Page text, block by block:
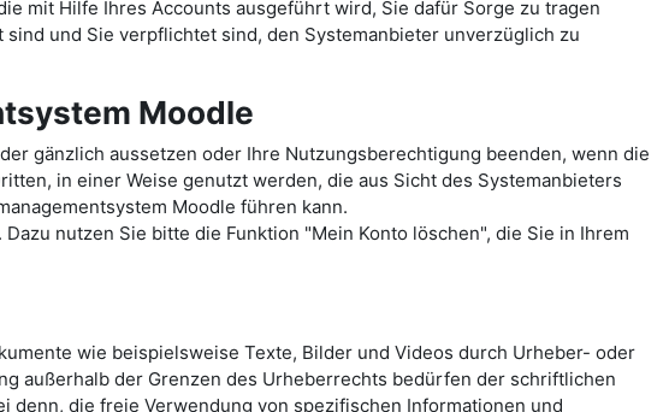
mit Hilfe Ihres Accounts ausgeführt wird, Sie dafür Sorge zu tragen
und Sie verpflichtet sind, den Systemanbieter unverzüglich zu
Moodle
gänzlich aussetzen oder Ihre Nutzungsberechtigung beenden, wenn die
in einer Weise genutzt werden, die aus Sicht des Systemanbieters
Moodle führen kann.
nutzen Sie bitte die Funktion "Mein Konto löschen", die Sie in Ihrem
wie beispielsweise Texte, Bilder und Videos durch Urheber- oder
außerhalb der Grenzen des Urheberrechts bedürfen der schriftlichen
die freie Verwendung von spezifischen Informationen und